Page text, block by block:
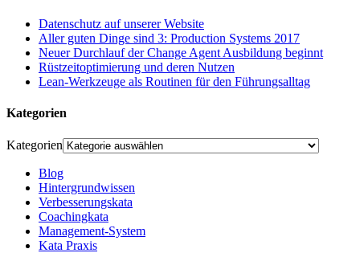
Datenschutz auf unserer Website
Aller guten Dinge sind 3: Production Systems 2017
Neuer Durchlauf der Change Agent Ausbildung beginnt
Rüstzeitoptimierung und deren Nutzen
Lean-Werkzeuge als Routinen für den Führungsalltag
Kategorien
Kategorien
Blog
Hintergrundwissen
Verbesserungskata
Coachingkata
Management-System
Kata Praxis